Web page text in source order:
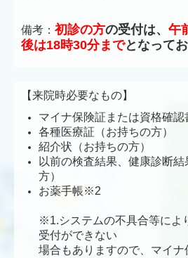
備考： 初診の方の受付は、 午
後は18時30分までとなってお
【来院時必要なもの】
マイナ保険証 または資格確
各種医療証 （お持ちの方）
紹介状（お持ちの方）
以前の検査結果、健康診断結
方）
お薬手帳※2
※1.システムの不具合等によ
受付ができない
場合もありますので、マイ